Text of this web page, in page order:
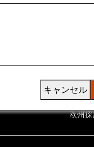
グル
株主
プレ
欧州
キャンセル